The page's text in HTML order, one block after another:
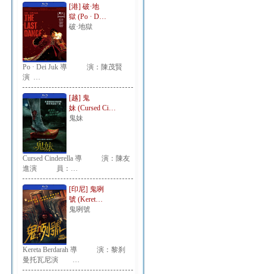
[港] 破·地
獄 (Po · D…
破·地獄
Po · Dei Juk 導 演：陳茂賢
演 …
[越] 鬼
妹 (Cursed Ci…
鬼妹
Cursed Cinderella 導 演：陳友
進演 員：…
[印尼] 鬼咧
號 (Keret…
鬼咧號
Kereta Berdarah 導 演：黎刹
曼托瓦尼演 …